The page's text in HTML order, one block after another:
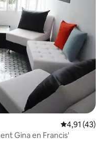
Gemiddelde
4,91 (43)
Gina en Francis'